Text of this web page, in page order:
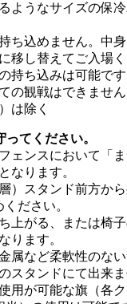
ようなサイズの保
ち込めません。中
移し替えてご入場く
持ち込みは可能です
の観戦はできませ
は除く
てください。
ェンスにおいて「
なります。
）スタンド前方か
ださい。
上がる、または椅
ります。
属など柔軟性のな
スタンドにて出来ま
用が可能な旗（各